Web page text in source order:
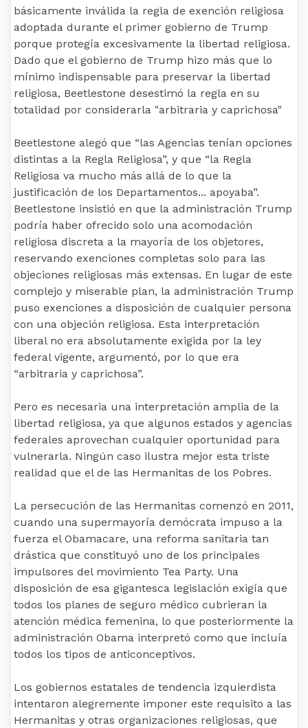
básicamente inválida la regla de exención religiosa
adoptada durante el primer gobierno de Trump
porque protegía excesivamente la libertad religiosa.
Dado que el gobierno de Trump hizo más que lo
mínimo indispensable para preservar la libertad
religiosa, Beetlestone desestimó la regla en su
totalidad por considerarla "arbitraria y caprichosa"
Beetlestone alegó que “las Agencias tenían opciones
distintas a la Regla Religiosa”, y que “la Regla
Religiosa va mucho más allá de lo que la
justificación de los Departamentos... apoyaba”.
Beetlestone insistió en que la administración Trump
podría haber ofrecido solo una acomodación
religiosa discreta a la mayoría de los objetores,
reservando exenciones completas solo para las
objeciones religiosas más extensas. En lugar de este
complejo y miserable plan, la administración Trump
puso exenciones a disposición de cualquier persona
con una objeción religiosa. Esta interpretación
liberal no era absolutamente exigida por la ley
federal vigente, argumentó, por lo que era
“arbitraria y caprichosa”.
Pero es necesaria una interpretación amplia de la
libertad religiosa, ya que algunos estados y agencias
federales aprovechan cualquier oportunidad para
vulnerarla. Ningún caso ilustra mejor esta triste
realidad que el de las Hermanitas de los Pobres.
La persecución de las Hermanitas comenzó en 2011,
cuando una supermayoría demócrata impuso a la
fuerza el Obamacare, una reforma sanitaria tan
drástica que constituyó uno de los principales
impulsores del movimiento Tea Party. Una
disposición de esa gigantesca legislación exigía que
todos los planes de seguro médico cubrieran la
atención médica femenina, lo que posteriormente la
administración Obama interpretó como que incluía
todos los tipos de anticonceptivos.
Los gobiernos estatales de tendencia izquierdista
intentaron alegremente imponer este requisito a las
Hermanitas y otras organizaciones religiosas, que